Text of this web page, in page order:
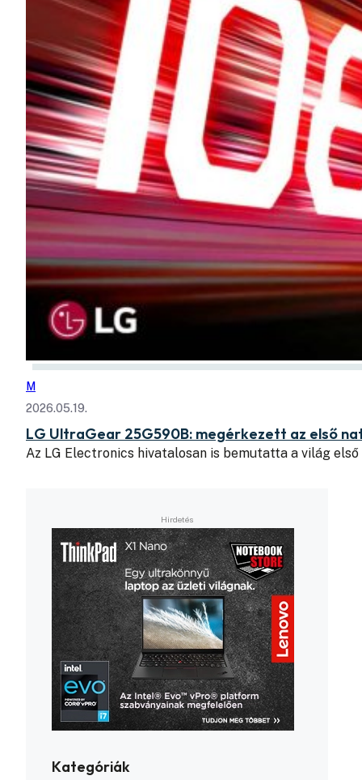
M
2026.05.19.
LG UltraGear 25G590B: megérkezett az első
Az LG Electronics hivatalosan is bemutatta a világ
Kategóriák